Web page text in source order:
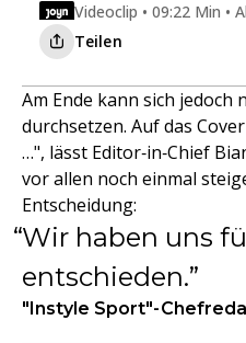
Videoclip • 09:22 Min •
Teilen
Am Ende kann sich jedoch
durchsetzen. Auf das
…", lässt Editor‑in‑Chief
vor allen noch einmal
Entscheidung:
Wir haben uns
entschieden.
"Instyle Sport"-